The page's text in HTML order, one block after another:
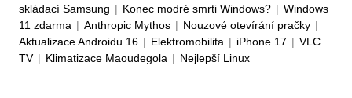
skládací Samsung | Konec modré smrti Windows? | Windows
11 zdarma | Anthropic Mythos | Nouzové otevírání pračky |
Aktualizace Androidu 16 | Elektromobilita | iPhone 17 | VLC
TV | Klimatizace Maoudegola | Nejlepší Linux